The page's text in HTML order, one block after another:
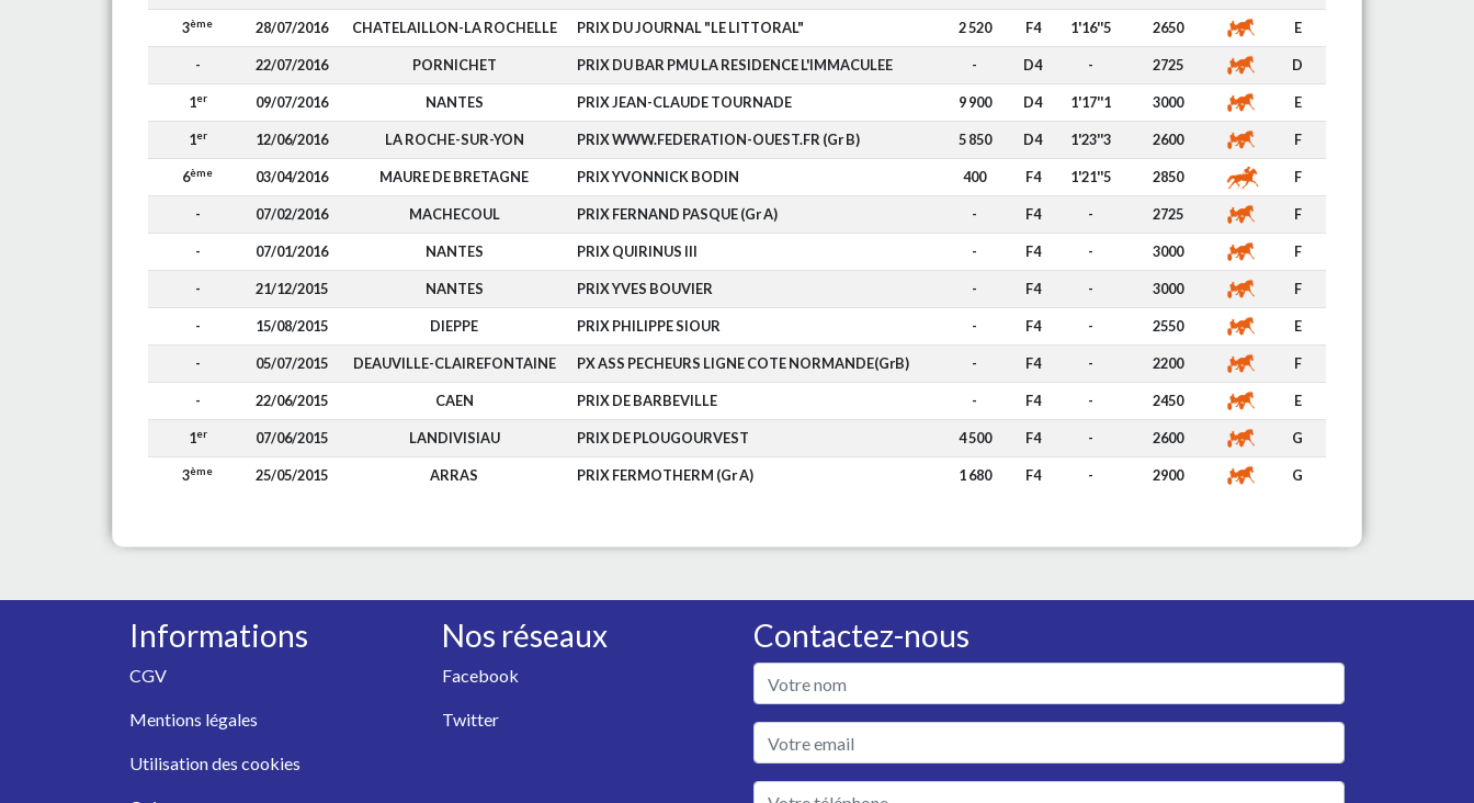
3ème 28/07/2016 CHATELAILLON-LA ROCHELLE PRIX DU JOURNAL "LE LITTORAL" 2 520 F4 1'16''5 2650 E
- 22/07/2016 PORNICHET PRIX DU BAR PMU LA RESIDENCE L'IMMACULEE - D4 - 2725 D
1er 09/07/2016 NANTES PRIX JEAN-CLAUDE TOURNADE 9 900 D4 1'17''1 3000 E
1er 12/06/2016 LA ROCHE-SUR-YON PRIX WWW.FEDERATION-OUEST.FR (Gr B) 5 850 D4 1'23''3 2600 F
6ème 03/04/2016 MAURE DE BRETAGNE PRIX YVONNICK BODIN 400 F4 1'21''5 2850 F
- 07/02/2016 MACHECOUL PRIX FERNAND PASQUE (Gr A) - F4 - 2725 F
- 07/01/2016 NANTES PRIX QUIRINUS III - F4 - 3000 F
- 21/12/2015 NANTES PRIX YVES BOUVIER - F4 - 3000 F
- 15/08/2015 DIEPPE PRIX PHILIPPE SIOUR - F4 - 2550 E
- 05/07/2015 DEAUVILLE-CLAIREFONTAINE PX ASS PECHEURS LIGNE COTE NORMANDE(GrB) - F4 - 2200 F
- 22/06/2015 CAEN PRIX DE BARBEVILLE - F4 - 2450 E
1er 07/06/2015 LANDIVISIAU PRIX DE PLOUGOURVEST 4 500 F4 - 2600 G
3ème 25/05/2015 ARRAS PRIX FERMOTHERM (Gr A) 1 680 F4 - 2900 G
Informations
CGV
Mentions légales
Utilisation des cookies
Nos réseaux
Facebook
Twitter
Contactez-nous